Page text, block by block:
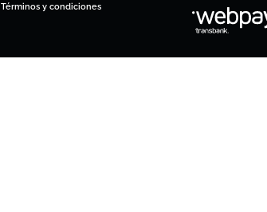
Términos y condiciones